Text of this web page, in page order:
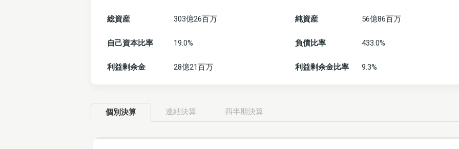
総資産 303億26百万 純資産 56億86百万
自己資本比率 19.0% 負債比率 433.0%
利益剰余金 28億21百万 利益剰余金比率 9.3%
個別決算 連結決算 四半期決算